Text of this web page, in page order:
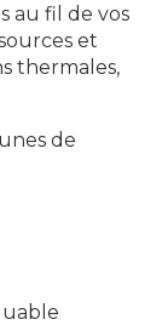
au fil de vos
et
thermales,
de